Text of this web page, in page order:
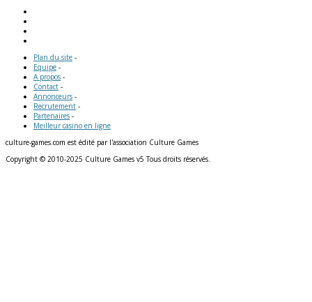
Plan du site -
Equipe -
A propos -
Contact -
Annonceurs -
Recrutement -
Partenaires -
Meilleur casino en ligne
culture-games.com est édité par l'association Culture Games
Copyright © 2010-2025 Culture Games v5 Tous droits réservés.